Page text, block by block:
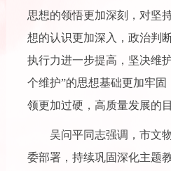
思想的领悟更加深刻，对坚
想的认识更加深入，政治判
执行力进一步提高，坚决维
个维护”的思想基础更加牢
领更加过硬，高质量发展的
吴问平同志强调，市文物
委部署，持续巩固深化主题